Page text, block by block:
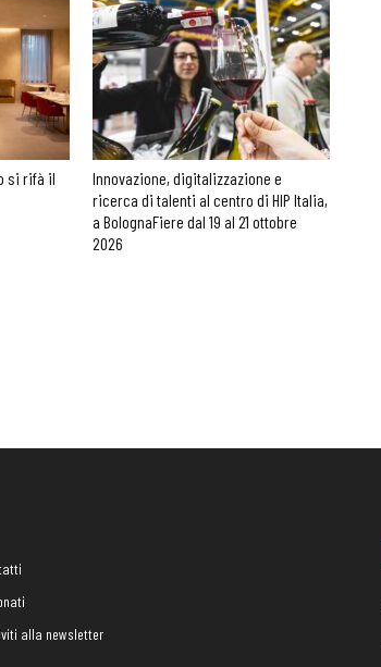
si rifà il
Innovazione, digitalizzazione e
ricerca di talenti al centro di HIP Italia,
a BolognaFiere dal 19 al 21 ottobre
2026
alla newsletter